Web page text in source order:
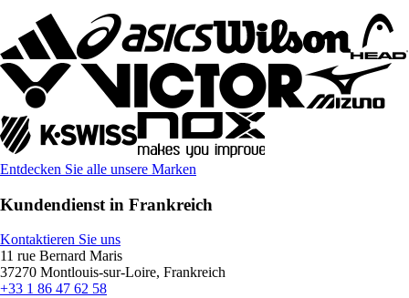
Entdecken Sie alle unsere Marken
Kundendienst in Frankreich
Kontaktieren Sie uns
11 rue Bernard Maris
37270 Montlouis-sur-Loire, Frankreich
+33 1 86 47 62 58